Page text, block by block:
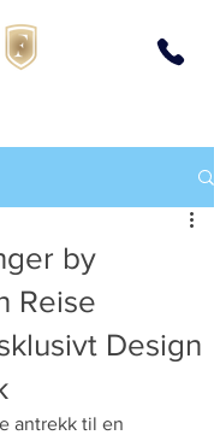
by
Reise
Design
antrekk til en